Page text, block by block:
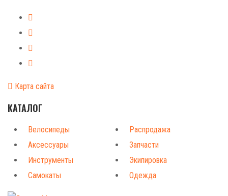
Карта сайта
КАТАЛОГ
Велосипеды
Распродажа
Аксессуары
Запчасти
Инструменты
Экипировка
Самокаты
Одежда